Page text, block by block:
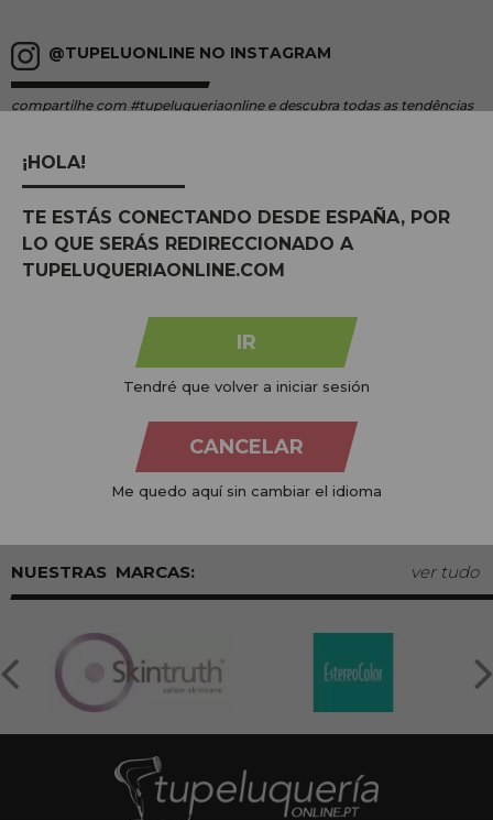
@TUPELUONLINE NO INSTAGRAM
compartilhe com #tupeluqueriaonline e descubra todas as tendências
MARCAS: ver tudo
¡HOLA!
TE ESTÁS CONECTANDO DESDE ESPAÑA, POR
LO QUE SERÁS REDIRECCIONADO A
TUPELUQUERIAONLINE.COM
IR
Tendré que volver a iniciar sesión
CANCELAR
Me quedo aquí sin cambiar el idioma